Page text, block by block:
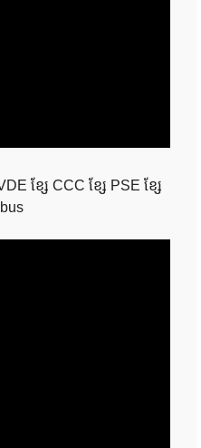
ខ្សែ CCC ខ្សែ PSE ខ្សែ